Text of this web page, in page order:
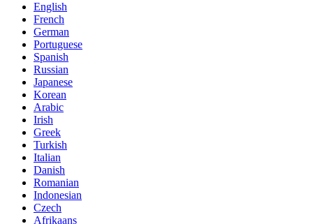
English
French
German
Portuguese
Spanish
Russian
Japanese
Korean
Arabic
Irish
Greek
Turkish
Italian
Danish
Romanian
Indonesian
Czech
Afrikaans